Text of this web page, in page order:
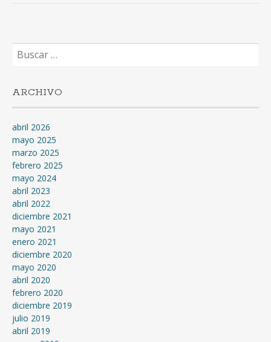
Buscar:
ARCHIVO
abril 2026
mayo 2025
marzo 2025
febrero 2025
mayo 2024
abril 2023
abril 2022
diciembre 2021
mayo 2021
enero 2021
diciembre 2020
mayo 2020
abril 2020
febrero 2020
diciembre 2019
julio 2019
abril 2019